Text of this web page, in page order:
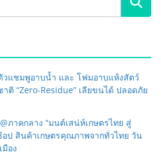
ตัวแชมพูอาบน้ำ และ โฟมอาบแห้งสัตว์
ติ “Zero-Residue” เลียขนได้ ปลอดภัย
ภาคกลาง “มนต์เสน่ห์เกษตรไทย สู่
ป สินค้าเกษตรคุณภาพจากทั่วไทย วัน
อง